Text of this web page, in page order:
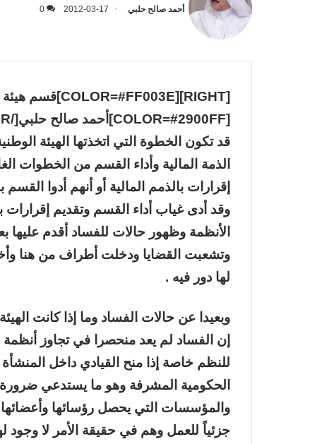
أحمد صالح حلبي 2012-03-17
0
[COLOR=#2900FF]أحمد صالح حلبي[/COLOR][/RIGHT]
قد تكون الخطوة التي اتخذتها الهيئة
الذمة المالية وأداء القسم من الخطوات
إقرارات بالذمم المالية أو أنهم أدوا
وقد أدى غياب أداء القسم وتقديم
الأنظمة وظهور حالات للفساد أقدم
وتشعبت القضايا ودخلت أطراف من هنا
لها دور فيه .
وبعيدا عن حالات الفساد وما إذا كانت
إن الفساد لم يعد منحصرا في تجاوز
للنظم خاصة إذا منح القيادي داخل
الحكومية المشرفة وهو ما يستدعي
والمؤسسات التي يحصل رؤسائها
جزئياً للعمل وهم في حقيقة الأمر لا وجود